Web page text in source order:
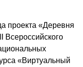
проекта «Деревня
Всероссийского
«Виртуальный